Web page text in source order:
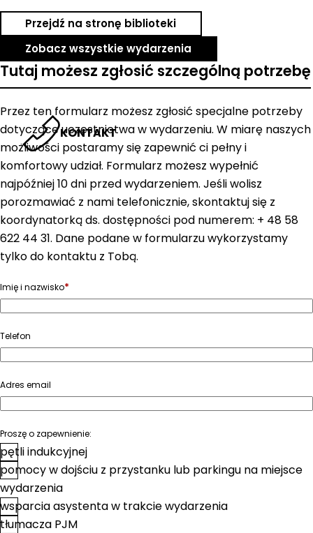
KONTAKT
Przejdź na stronę biblioteki
Zobacz wszystkie wydarzenia
Tutaj możesz zgłosić szczególną potrzebę
Przez ten formularz możesz zgłosić specjalne potrzeby
dotyczące uczestnictwa w wydarzeniu. W miarę naszych
możliwości postaramy się zapewnić ci pełny i
komfortowy udział. Formularz możesz wypełnić
najpóźniej 10 dni przed wydarzeniem. Jeśli wolisz
porozmawiać z nami telefonicznie, skontaktuj się z
koordynatorką ds. dostępności pod numerem: + 48 58
622 44 31. Dane podane w formularzu wykorzystamy
tylko do kontaktu z Tobą.
Imię i nazwisko*
Telefon
Adres email
Proszę o zapewnienie:
pętli indukcyjnej
pomocy w dojściu z przystanku lub parkingu na miejsce
wydarzenia
wsparcia asystenta w trakcie wydarzenia
tłumacza PJM